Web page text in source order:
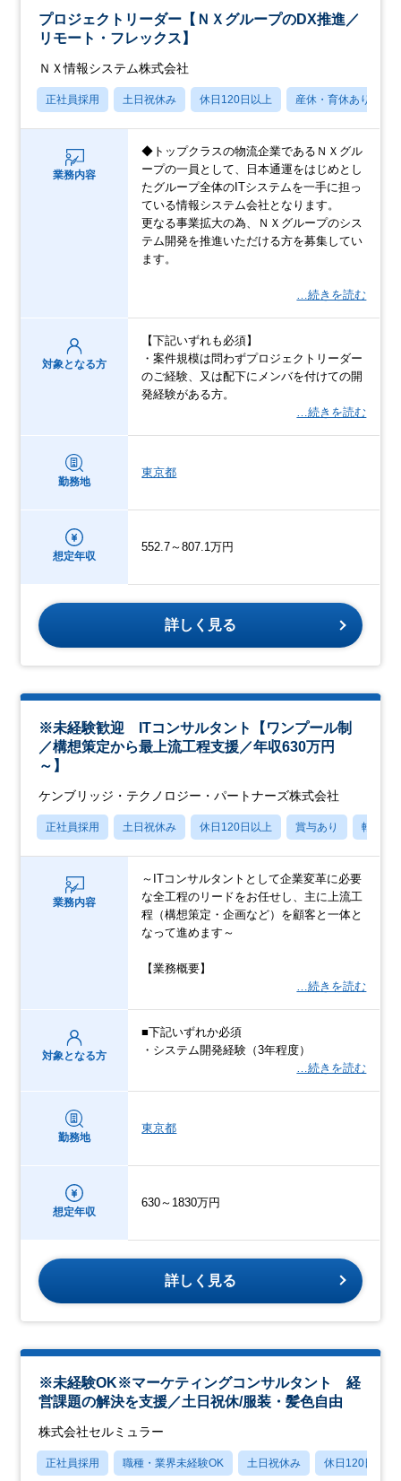
プロジェクトリーダー【ＮＸグループのDX推進／
リモート・フレックス】
ＮＸ情報システム株式会社
正社員採用 土日祝休み 休日120日以上 産休・育休あり
業務内容
◆トップクラスの物流企業であるＮＸグル
ープの一員として、日本通運をはじめとし
たグループ全体のITシステムを一手に担っ
ている情報システム会社となります。
更なる事業拡大の為、ＮＸグループのシス
テム開発を推進いただける方を募集してい
ます。
…続きを読む
対象となる方
【下記いずれも必須】
・案件規模は問わずプロジェクトリーダー
のご経験、又は配下にメンバを付けての開
発経験がある方。
…続きを読む
勤務地
東京都
想定年収
552.7～807.1万円
詳しく見る
※未経験歓迎 ITコンサルタント【ワンプール制
／構想策定から最上流工程支援／年収630万円
～】
ケンブリッジ・テクノロジー・パートナーズ株式会社
正社員採用 土日祝休み 休日120日以上 賞与あり 転勤な
業務内容
～ITコンサルタントとして企業変革に必要
な全工程のリードをお任せし、主に上流工
程（構想策定・企画など）を顧客と一体と
なって進めます～
【業務概要】
…続きを読む
対象となる方
■下記いずれか必須
・システム開発経験（3年程度）
…続きを読む
勤務地
東京都
想定年収
630～1830万円
詳しく見る
※未経験OK※マーケティングコンサルタント 経
営課題の解決を支援／土日祝休/服装・髪色自由
株式会社セルミュラー
正社員採用 職種・業界未経験OK 土日祝休み 休日120日以上